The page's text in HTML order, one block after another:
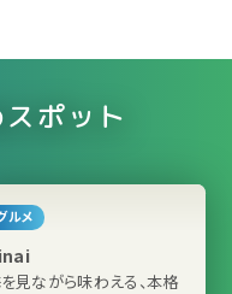
ポット
ルメ
見ながら味わえる、本格